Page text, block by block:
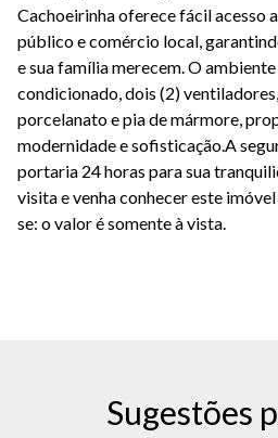
Cachoeirinha oferece fácil acesso
público e comércio local,
e sua família merecem. O
condicionado, dois (2)
porcelanato e pia de mármore,
modernidade e sofisticação.A
portaria 24 horas para sua
visita e venha conhecer este
se: o valor é somente à vista.
Sugestões